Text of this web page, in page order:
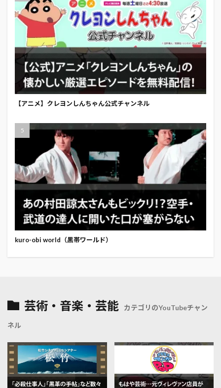
【アニメ】クレヨンしんちゃん公式チャンネル
kuro-obi world（黒帯ワールド）
芸術・音楽・芸能 カテゴリのYouTubeチャン
ネル